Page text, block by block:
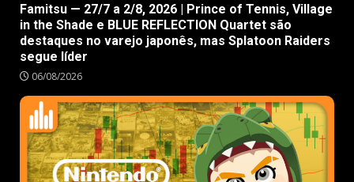
Famitsu — 27/7 a 2/8, 2026 | Prince of Tennis, Village
in the Shade e BLUE REFLECTION Quartet são
destaques no varejo japonês, mas Splatoon Raiders
segue líder
06/08/2026